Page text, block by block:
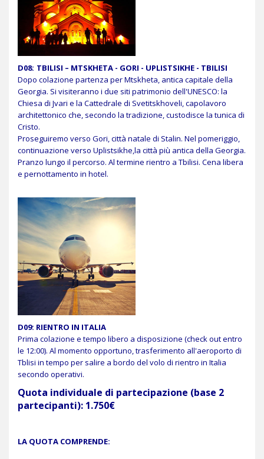
D08: TBILISI – MTSKHETA - GORI - UPLISTSIKHE - TBILISI
Dopo colazione partenza per Mtskheta, antica capitale della
Georgia. Si visiteranno i due siti patrimonio dell'UNESCO: la
Chiesa di Jvari e la Cattedrale di Svetitskhoveli, capolavoro
architettonico che, secondo la tradizione, custodisce la tunica di
Cristo.
Proseguiremo verso Gori, città natale di Stalin. Nel pomeriggio,
continuazione verso Uplistsikhe,la città più antica della Georgia.
Pranzo lungo il percorso. Al termine rientro a Tbilisi. Cena libera
e pernottamento in hotel.
D09: RIENTRO IN ITALIA
Prima colazione e tempo libero a disposizione (check out entro
le 12:00). Al momento opportuno, trasferimento all'aeroporto di
Tblisi in tempo per salire a bordo del volo di rientro in Italia
secondo operativi.
Quota individuale di partecipazione (base 2
partecipanti): 1.750€
LA QUOTA COMPRENDE: